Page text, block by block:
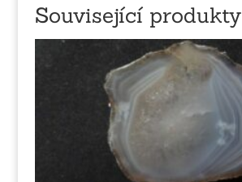
Související produkty